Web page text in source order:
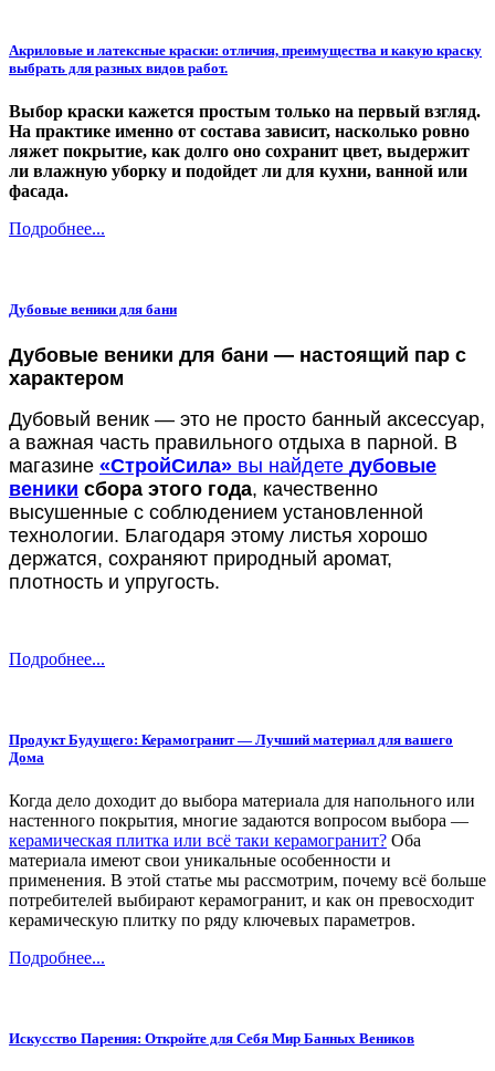
Акриловые и латексные краски: отличия, преимущества и какую краску
выбрать для разных видов работ.
Выбор краски кажется простым только на первый взгляд.
На практике именно от состава зависит, насколько ровно
ляжет покрытие, как долго оно сохранит цвет, выдержит
ли влажную уборку и подойдет ли для кухни, ванной или
фасада.
Подробнее...
Дубовые веники для бани
Дубовые веники для бани — настоящий пар с
характером
Дубовый веник — это не просто банный аксессуар,
а важная часть правильного отдыха в парной. В
магазине «СтройСила» вы найдете дубовые
веники сбора этого года, качественно
высушенные с соблюдением установленной
технологии. Благодаря этому листья хорошо
держатся, сохраняют природный аромат,
плотность и упругость.
Подробнее...
Продукт Будущего: Керамогранит — Лучший материал для вашего
Дома
Когда дело доходит до выбора материала для напольного или
настенного покрытия, многие задаются вопросом выбора —
керамическая плитка или всё таки керамогранит? Оба
материала имеют свои уникальные особенности и
применения. В этой статье мы рассмотрим, почему всё больше
потребителей выбирают керамогранит, и как он превосходит
керамическую плитку по ряду ключевых параметров.
Подробнее...
Искусство Парения: Откройте для Себя Мир Банных Веников